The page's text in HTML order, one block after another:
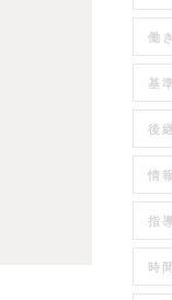
働
基
後
情報
指
時間